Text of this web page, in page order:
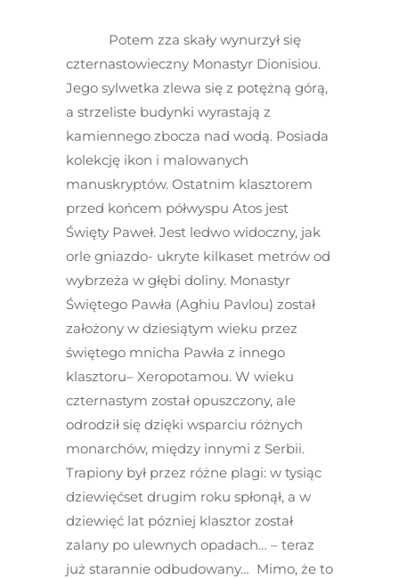
Potem zza skały wynurzył się
czternastowieczny Monastyr Dionisiou.
Jego sylwetka zlewa się z potężną górą,
a strzeliste budynki wyrastają z
kamiennego zbocza nad wodą. Posiada
kolekcję ikon i malowanych
manuskryptów. Ostatnim klasztorem
przed końcem półwyspu Atos jest
Święty Paweł. Jest ledwo widoczny, jak
orle gniazdo- ukryte kilkaset metrów od
wybrzeża w głębi doliny. Monastyr
Świętego Pawła (Aghiu Pavlou) został
założony w dziesiątym wieku przez
świętego mnicha Pawła z innego
klasztoru– Xeropotamou. W wieku
czternastym został opuszczony, ale
odrodził się dzięki wsparciu różnych
monarchów, między innymi z Serbii.
Trapiony był przez różne plagi: w tysiąc
dziewięćset drugim roku spłonął, a w
dziewięć lat pózniej klasztor został
zalany po ulewnych opadach… – teraz
już starannie odbudowany… Mimo, że to